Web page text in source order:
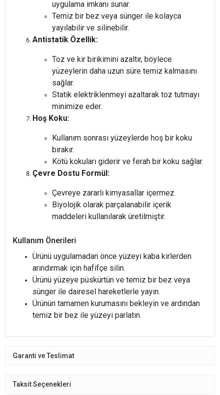
uygulama imkanı sunar.
Temiz bir bez veya sünger ile kolayca
yayılabilir ve silinebilir.
Antistatik Özellik:
Toz ve kir birikimini azaltır, böylece
yüzeylerin daha uzun süre temiz kalmasını
sağlar.
Statik elektriklenmeyi azaltarak toz tutmayı
minimize eder.
Hoş Koku:
Kullanım sonrası yüzeylerde hoş bir koku
bırakır.
Kötü kokuları giderir ve ferah bir koku sağlar.
Çevre Dostu Formül:
Çevreye zararlı kimyasallar içermez.
Biyolojik olarak parçalanabilir içerik
maddeleri kullanılarak üretilmiştir.
Kullanım Önerileri
Ürünü uygulamadan önce yüzeyi kaba kirlerden
arındırmak için hafifçe silin.
Ürünü yüzeye püskürtün ve temiz bir bez veya
sünger ile dairesel hareketlerle yayın.
Ürünün tamamen kurumasını bekleyin ve ardından
temiz bir bez ile yüzeyi parlatın.
Garanti ve Teslimat
Taksit Seçenekleri